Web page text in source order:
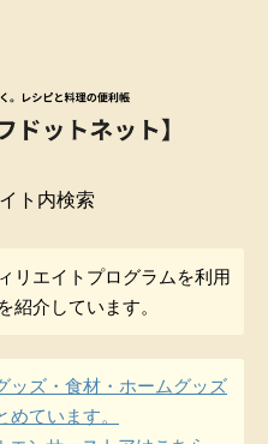
ト内検索
リエイトプログラムを利用
紹介しています。
ッズ・食材・ホームグッズ
めています。